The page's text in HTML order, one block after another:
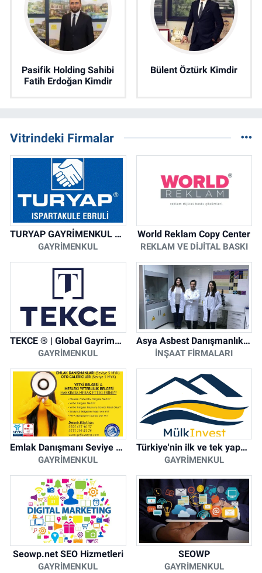
Pasifik Holding Sahibi
Fatih Erdoğan Kimdir
Bülent Öztürk Kimdir
Vitrindeki Firmalar
TURYAP GAYRİMENKUL DANIŞMANLIK HİZMETLERİ
GAYRIMENKUL
World Reklam Copy Center
REKLAM VE DIJITAL BASKI
TEKCE ® | Global Gayrimenkul Şirketi
GAYRIMENKUL
Asya Asbest Danışmanlık - Asbest Söküm ve Asbest Raporu
İNŞAAT FIRMALARI
Emlak Danışmanı Seviye 5 Mesleki Yeterlilik Belgesi
GAYRIMENKUL
Türkiye'nin ilk ve tek yapay zeka destekli arsa ilan platformu
GAYRIMENKUL
Seowp.net SEO Hizmetleri
GAYRIMENKUL
SEOWP
GAYRIMENKUL